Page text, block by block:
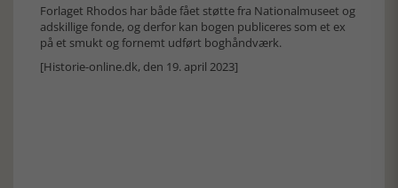
Forlaget Rhodos har både fået støtte fra Nationalmuseet og
adskillige fonde, og derfor kan bogen publiceres som et ex
på et smukt og fornemt udført boghåndværk.
[Historie-online.dk, den 19. april 2023]